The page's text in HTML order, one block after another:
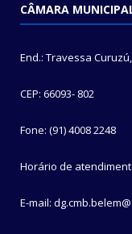
CÂMARA
End.: Travessa
CEP: 66093- 802
Fone: (91) 4008 2248
Horário de
E-mail: